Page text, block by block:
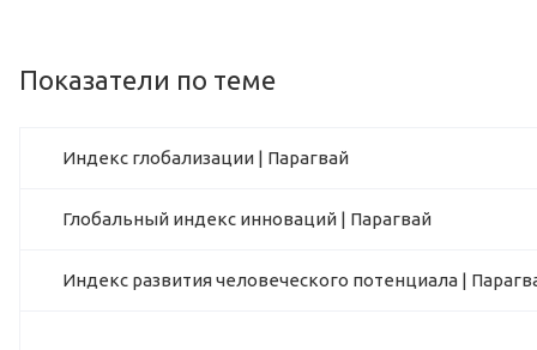
Показатели по теме
Индекс глобализации | Парагвай
Глобальный индекс инноваций | Парагвай
Индекс развития человеческого потенциала |